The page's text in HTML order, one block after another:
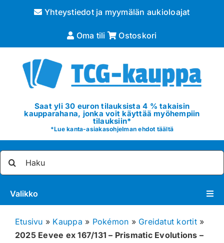
Yhteystiedot ja myymälän aukioloajat
Oma tili Ostoskori
Saat yli 30 euron tilauksista 4 % takaisin
kaupparahana, jonka voit käyttää myöhempiin
tilauksiin*
*Lue kanta-asiakasohjelman ehdot täältä
Valikko
Pokémon
Etusivu » Kauppa » Pokémon » Greidatut kortit»
2025 Eevee ex 167/131 – Prismatic Evolutions –